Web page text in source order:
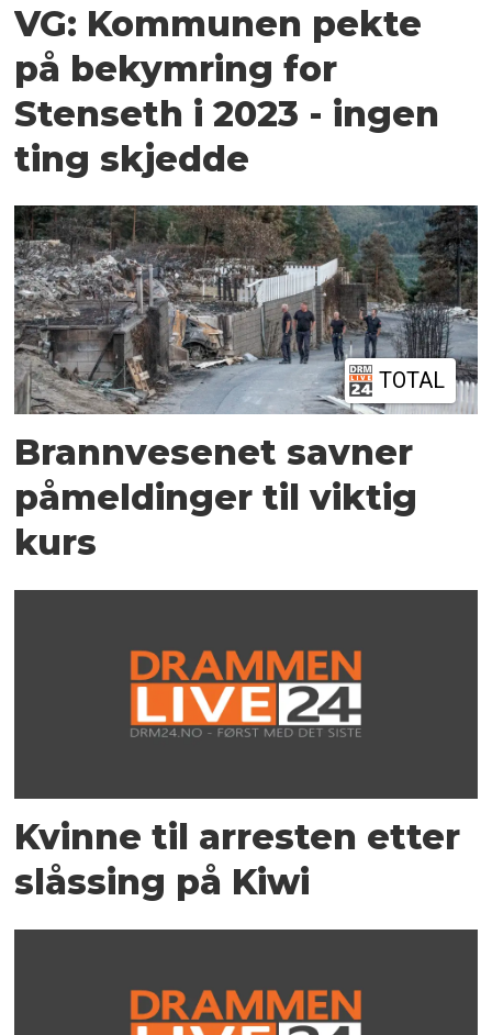
VG: Kommunen pekte
på bekymring for
Stenseth i 2023 - ingen
ting skjedde
TOTAL
Brannvesenet savner
påmeldinger til viktig
kurs
Kvinne til arresten etter
slåssing på Kiwi